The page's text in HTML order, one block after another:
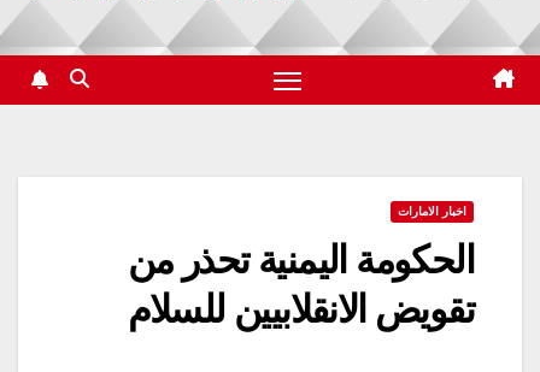
اخبار الامارات
الحكومة اليمنية تحذر من
تقويض الانقلابيين للسلام